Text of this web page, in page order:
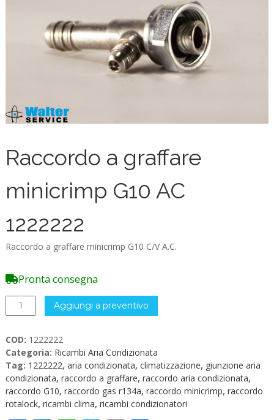
Raccordo a graffare
minicrimp G10 AC
1222222
Raccordo a graffare minicrimp G10 C/V A.C.
Pronta consegna
Raccordo
a
minicrimp
G10
AC
1222222
quantità
Aggiungi a preventivo
COD: 1222222
Categoria: Ricambi Aria Condizionata
Tag: 1222222, aria condizionata, climatizzazione, giunzione aria
condizionata, raccordo a graffare, raccordo aria condizionata,
raccordo G10, raccordo gas r134a, raccordo minicrimp, raccordo
rotalock, ricambi clima, ricambi condizionatori